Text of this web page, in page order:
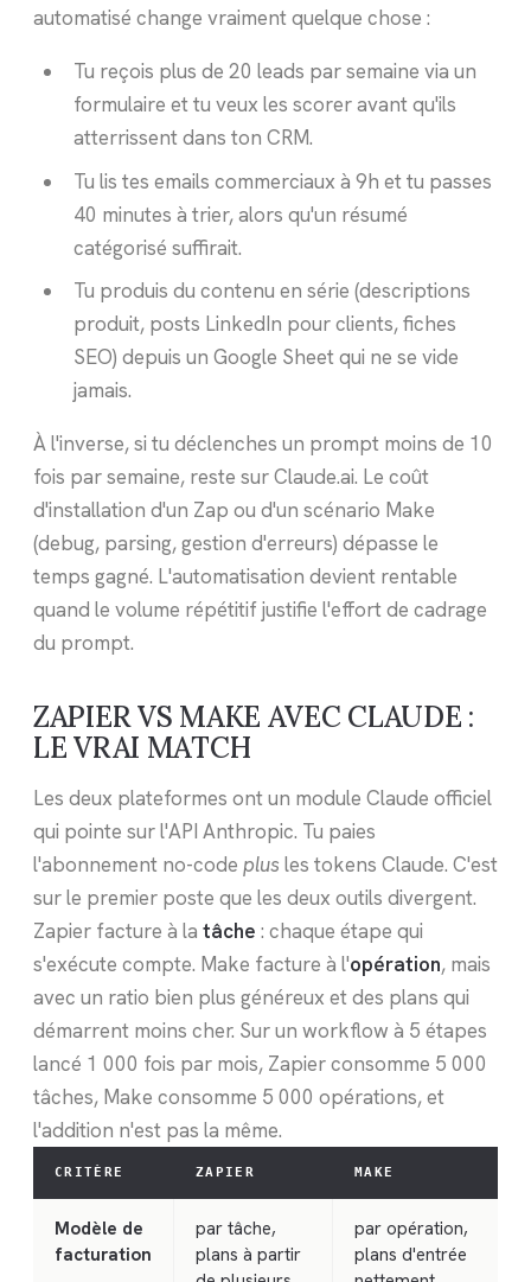
automatisé change vraiment quelque chose :
Tu reçois plus de 20 leads par semaine via un
formulaire et tu veux les scorer avant qu'ils
atterrissent dans ton CRM.
Tu lis tes emails commerciaux à 9h et tu passes
40 minutes à trier, alors qu'un résumé
catégorisé suffirait.
Tu produis du contenu en série (descriptions
produit, posts LinkedIn pour clients, fiches
SEO) depuis un Google Sheet qui ne se vide
jamais.
À l'inverse, si tu déclenches un prompt moins de 10
fois par semaine, reste sur Claude.ai. Le coût
d'installation d'un Zap ou d'un scénario Make
(debug, parsing, gestion d'erreurs) dépasse le
temps gagné. L'automatisation devient rentable
quand le volume répétitif justifie l'effort de cadrage
du prompt.
ZAPIER VS MAKE AVEC CLAUDE :
LE VRAI MATCH
Les deux plateformes ont un module Claude officiel
qui pointe sur l'API Anthropic. Tu paies
l'abonnement no-code plus les tokens Claude. C'est
sur le premier poste que les deux outils divergent.
Zapier facture à la tâche : chaque étape qui
s'exécute compte. Make facture à l'opération, mais
avec un ratio bien plus généreux et des plans qui
démarrent moins cher. Sur un workflow à 5 étapes
lancé 1 000 fois par mois, Zapier consomme 5 000
tâches, Make consomme 5 000 opérations, et
l'addition n'est pas la même.
CRITÈRE ZAPIER MAKE
Modèle de
facturation
par tâche,
plans à partir
par opération,
plans d'entrée